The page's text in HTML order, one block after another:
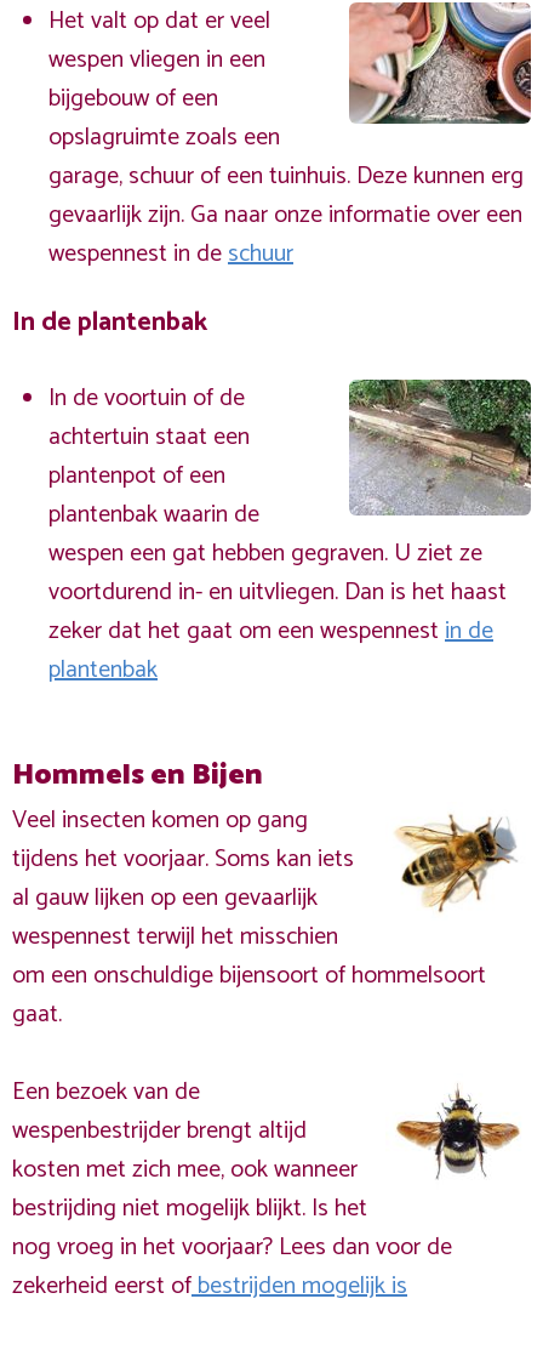
Het valt op dat er veel
wespen vliegen in een
bijgebouw of een
opslagruimte zoals een
garage, schuur of een tuinhuis. Deze kunnen erg
gevaarlijk zijn. Ga naar onze informatie over een
wespennest in deschuur
In de plantenbak
In de voortuin of de
achtertuin staat een
plantenpot of een
plantenbak waarin de
wespen een gat hebben gegraven. U ziet ze
voortdurend in- en uitvliegen. Dan is het haast
zeker dat het gaat om een wespennestin de
plantenbak
Hommels en Bijen
Veel insecten komen op gang
tijdens het voorjaar. Soms kan iets
al gauw lijken op een gevaarlijk
wespennest terwijl het misschien
om een onschuldige bijensoort of hommelsoort
gaat.
Een bezoek van de
wespenbestrijder brengt altijd
kosten met zich mee, ook wanneer
bestrijding niet mogelijk blijkt. Is het
nog vroeg in het voorjaar? Lees dan voor de
zekerheid eerst ofbestrijden mogelijk is